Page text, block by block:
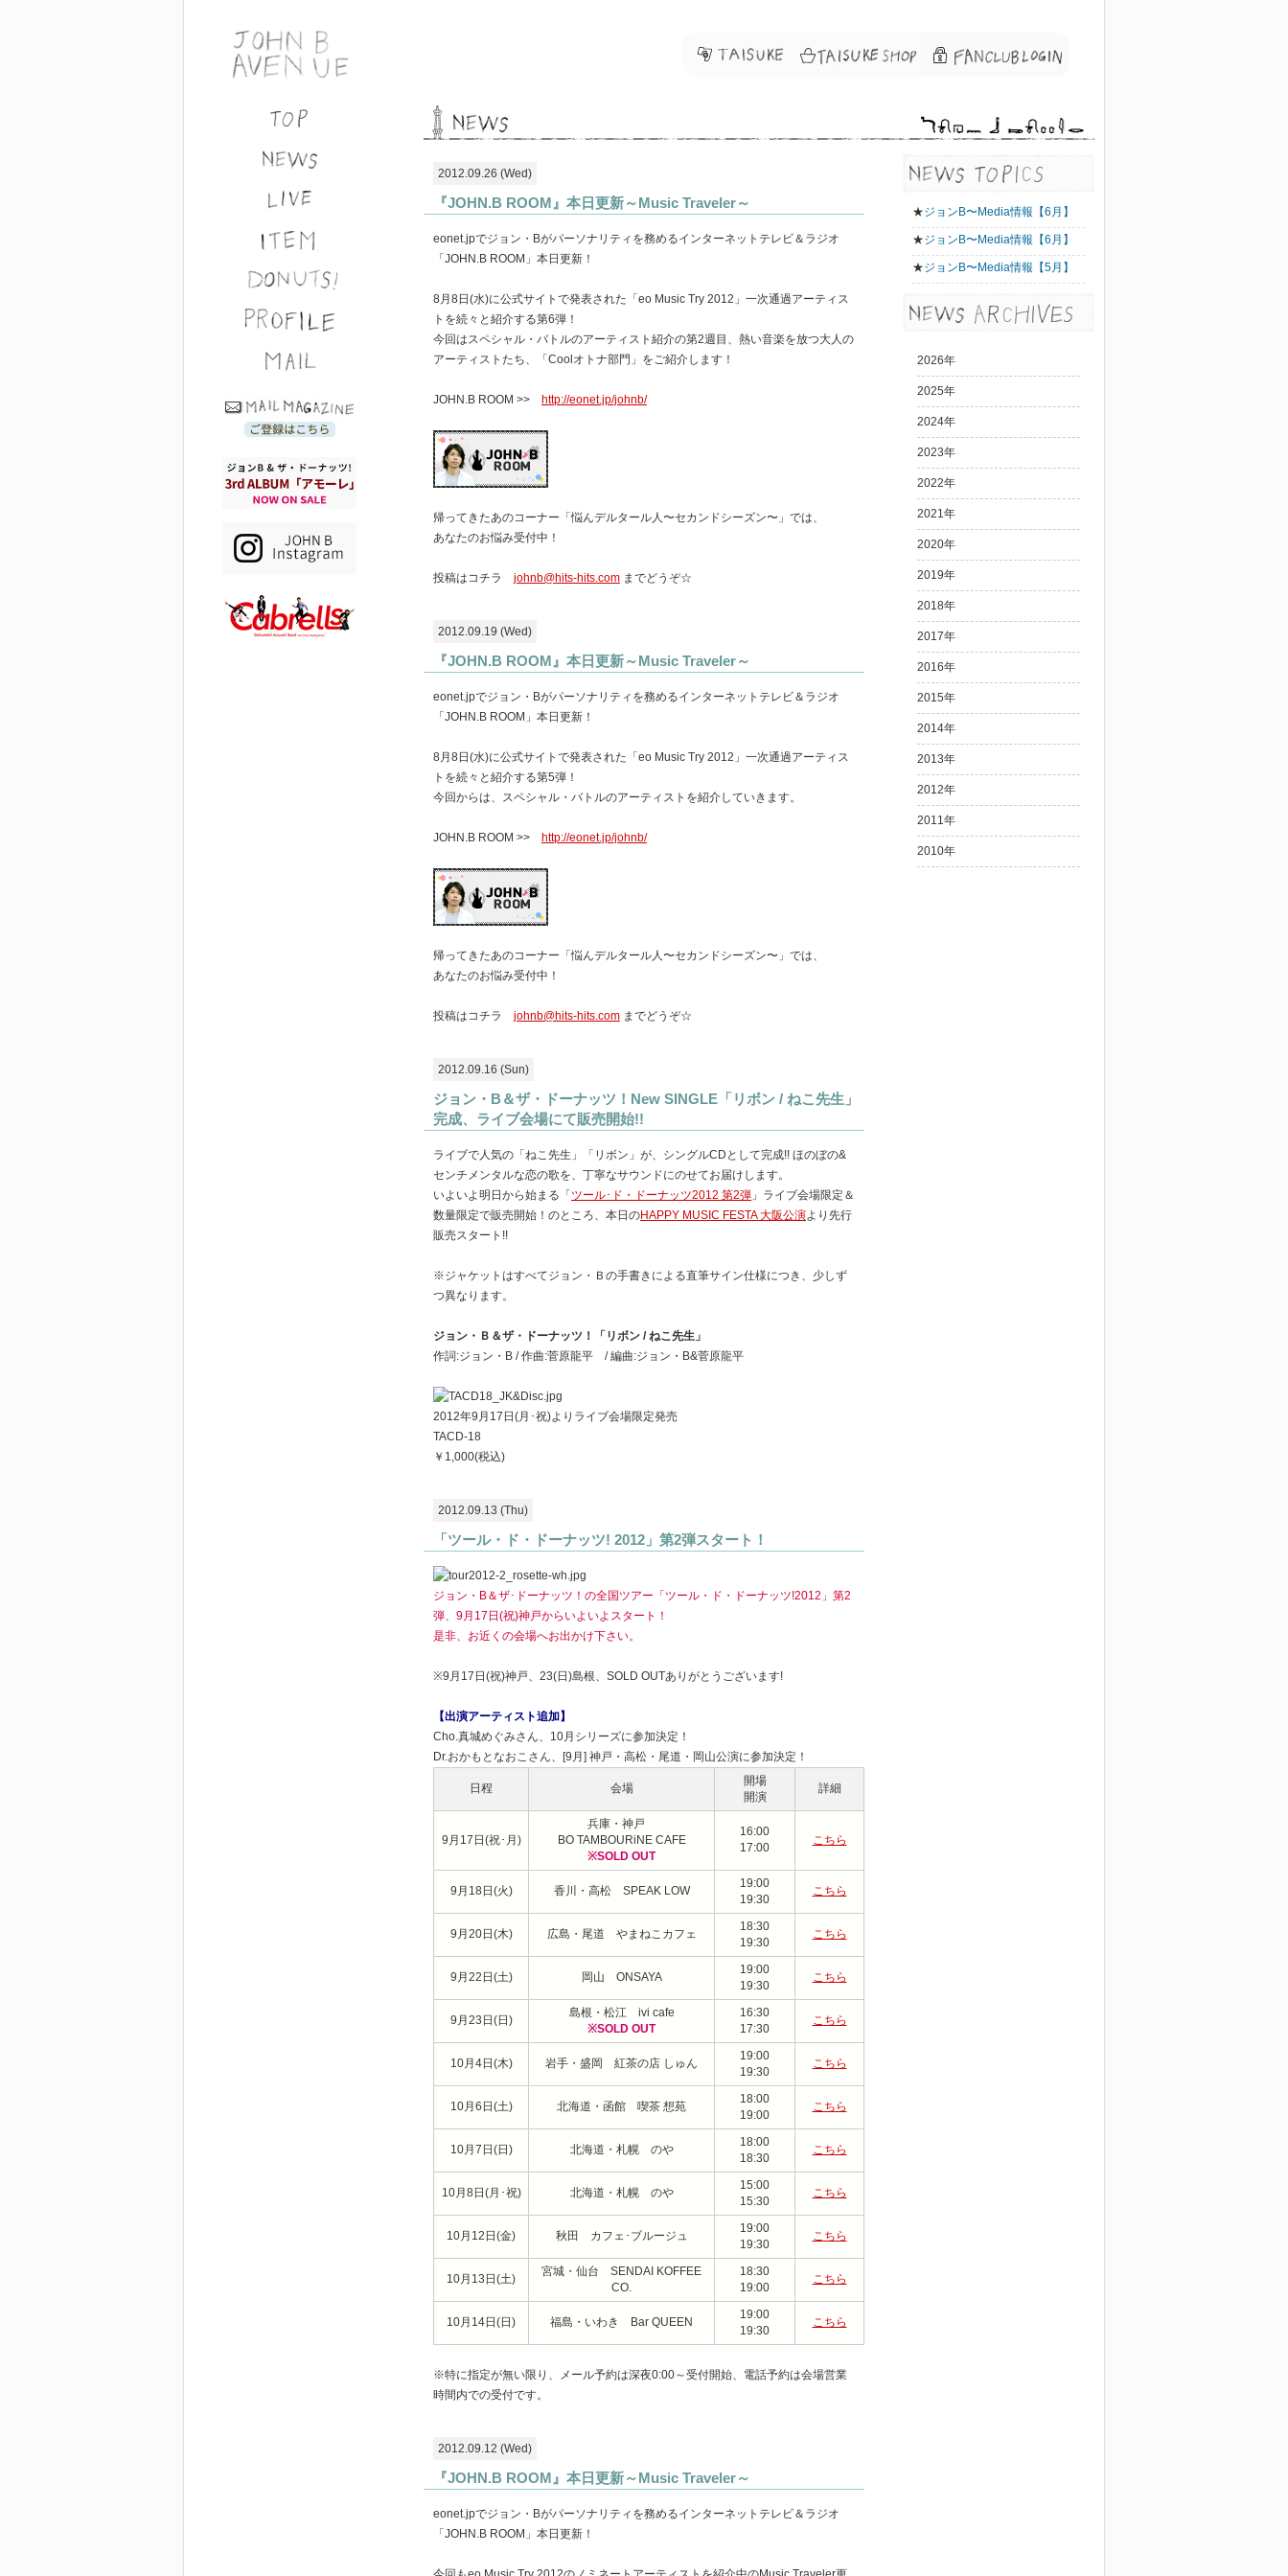
2012.09.26 (Wed)
『JOHN.B ROOM』本日更新～Music Traveler～
eonet.jpでジョン・Bがパーソナリティを務めるインターネットテレビ＆ラジオ
「JOHN.B ROOM」本日更新！
8月8日(水)に公式サイトで発表された「eo Music Try 2012」一次通過アーティス
トを続々と紹介する第6弾！
今回はスペシャル・バトルのアーティスト紹介の第2週目、熱い音楽を放つ大人の
アーティストたち、「Coolオトナ部門」をご紹介します！
JOHN.B ROOM >> http://eonet.jp/johnb/
帰ってきたあのコーナー「悩んデルタール人〜セカンドシーズン〜」では、
あなたのお悩み受付中！
投稿はコチラ johnb@hits-hits.com までどうぞ☆
2012.09.19 (Wed)
『JOHN.B ROOM』本日更新～Music Traveler～
eonet.jpでジョン・Bがパーソナリティを務めるインターネットテレビ＆ラジオ
「JOHN.B ROOM」本日更新！
8月8日(水)に公式サイトで発表された「eo Music Try 2012」一次通過アーティス
トを続々と紹介する第5弾！
今回からは、スペシャル・バトルのアーティストを紹介していきます。
JOHN.B ROOM >> http://eonet.jp/johnb/
帰ってきたあのコーナー「悩んデルタール人〜セカンドシーズン〜」では、
あなたのお悩み受付中！
投稿はコチラ johnb@hits-hits.com までどうぞ☆
2012.09.16 (Sun)
ジョン・B＆ザ・ドーナッツ！New SINGLE「リボン / ねこ先生」
完成、ライブ会場にて販売開始!!
ライブで人気の「ねこ先生」「リボン」が、シングルCDとして完成!! ほのぼの&
センチメンタルな恋の歌を、丁寧なサウンドにのせてお届けします。
いよいよ明日から始まる「 ツール･ド・ドーナッツ2012 第2弾 」ライブ会場限定＆
数量限定で販売開始！のところ、本日のHAPPY MUSIC FESTA 大阪公演より先行
販売スタート!!
※ジャケットはすべてジョン・Ｂの手書きによる直筆サイン仕様につき、少しず
つ異なります。
ジョン・Ｂ＆ザ・ドーナッツ！「リボン / ねこ先生」
作詞:ジョン・B / 作曲:菅原龍平 / 編曲:ジョン・B&菅原龍平
2012年9月17日(月･祝)よりライブ会場限定発売
TACD-18
￥1,000(税込)
2012.09.13 (Thu)
「ツール・ド・ドーナッツ! 2012」第2弾スタート！
ジョン・B＆ザ･ドーナッツ！の全国ツアー「ツール・ド・ドーナッツ!2012」第2
弾、9月17日(祝)神戸からいよいよスタート！
是非、お近くの会場へお出かけ下さい。
※9月17日(祝)神戸、23(日)島根、SOLD OUTありがとうございます!
【出演アーティスト追加】
Cho.真城めぐみさん、10月シリーズに参加決定！
Dr.おかもとなおこさん、[9月] 神戸・高松・尾道・岡山公演に参加決定！
日程 会場
開場
開演
詳細
9月17日(祝･月)
兵庫・神戸
BO TAMBOURiNE CAFE
※SOLD OUT
16:00
17:00
こちら
9月18日(火) 香川・高松 SPEAK LOW
19:00
19:30
こちら
9月20日(木) 広島・尾道 やまねこカフェ
18:30
19:30
こちら
9月22日(土) 岡山 ONSAYA
19:00
19:30
こちら
9月23日(日)
島根・松江 ivi cafe
※SOLD OUT
16:30
17:30
こちら
10月4日(木) 岩手・盛岡 紅茶の店 しゅん
19:00
19:30
こちら
10月6日(土) 北海道・函館 喫茶 想苑
18:00
19:00
こちら
10月7日(日) 北海道・札幌 のや
18:00
18:30
こちら
10月8日(月･祝) 北海道・札幌 のや
15:00
15:30
こちら
10月12日(金) 秋田 カフェ･ブルージュ
19:00
19:30
こちら
10月13日(土)
宮城・仙台 SENDAI KOFFEE
CO.
18:30
19:00
こちら
10月14日(日) 福島・いわき Bar QUEEN
19:00
19:30
こちら
※特に指定が無い限り、メール予約は深夜0:00～受付開始、電話予約は会場営業
時間内での受付です。
2012.09.12 (Wed)
『JOHN.B ROOM』本日更新～Music Traveler～
eonet.jpでジョン・Bがパーソナリティを務めるインターネットテレビ＆ラジオ
「JOHN.B ROOM」本日更新！
★ジョンB〜Media情報【6月】
★ジョンB〜Media情報【6月】
★ジョンB〜Media情報【5月】
2026年
2025年
2024年
2023年
2022年
2021年
2020年
2019年
2018年
2017年
2016年
2015年
2014年
2013年
2012年
2011年
2010年